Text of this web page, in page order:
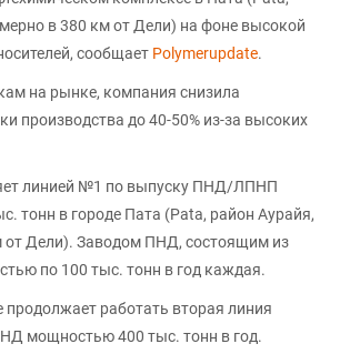
в 380 км от Дели) на фоне высокой
сообщает Polymerupdate.
на рынке, компания снизила
производства до 40-50% из-за высоких
линией №1 по выпуску ПНД/ЛПНП
тонн в городе Пата (Pata, район Аурайя,
от Дели). Заводом ПНД, состоящим из
по 100 тыс. тонн в год каждая.
работать вторая линия
мощностью 400 тыс. тонн в год.